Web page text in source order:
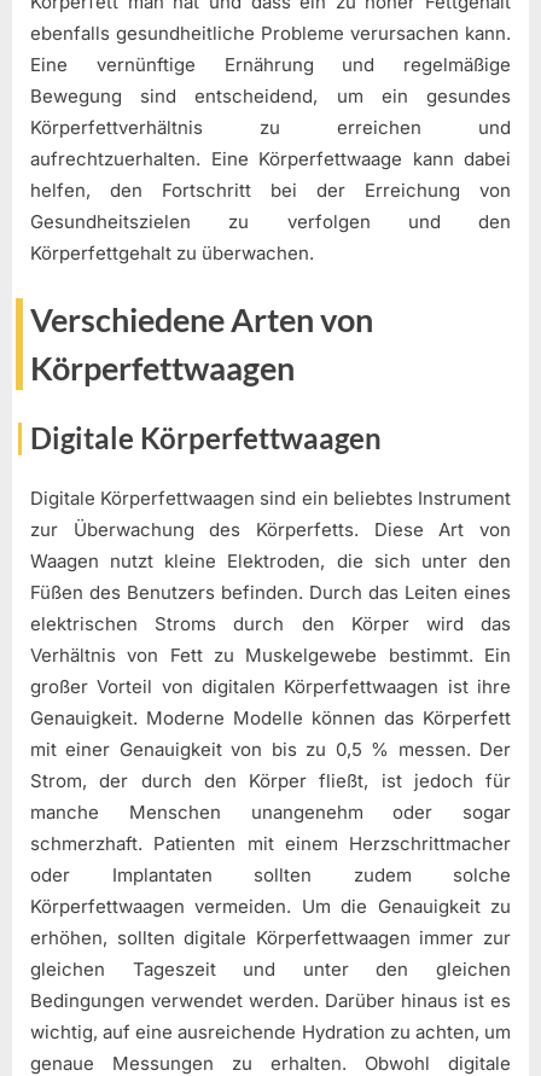
ebenfalls gesundheitliche Probleme verursachen kann.
Eine vernünftige Ernährung und regelmäßige
Bewegung sind entscheidend, um ein gesundes
Körperfettverhältnis zu erreichen und
aufrechtzuerhalten. Eine Körperfettwaage kann dabei
helfen, den Fortschritt bei der Erreichung von
Gesundheitszielen zu verfolgen und den
Körperfettgehalt zu überwachen.
Verschiedene Arten von
Körperfettwaagen
Digitale Körperfettwaagen
Digitale Körperfettwaagen sind ein beliebtes Instrument
zur Überwachung des Körperfetts. Diese Art von
Waagen nutzt kleine Elektroden, die sich unter den
Füßen des Benutzers befinden. Durch das Leiten eines
elektrischen Stroms durch den Körper wird das
Verhältnis von Fett zu Muskelgewebe bestimmt. Ein
großer Vorteil von digitalen Körperfettwaagen ist ihre
Genauigkeit. Moderne Modelle können das Körperfett
mit einer Genauigkeit von bis zu 0,5 % messen. Der
Strom, der durch den Körper fließt, ist jedoch für
manche Menschen unangenehm oder sogar
schmerzhaft. Patienten mit einem Herzschrittmacher
oder Implantaten sollten zudem solche
Körperfettwaagen vermeiden. Um die Genauigkeit zu
erhöhen, sollten digitale Körperfettwaagen immer zur
gleichen Tageszeit und unter den gleichen
Bedingungen verwendet werden. Darüber hinaus ist es
wichtig, auf eine ausreichende Hydration zu achten, um
genaue Messungen zu erhalten. Obwohl digitale